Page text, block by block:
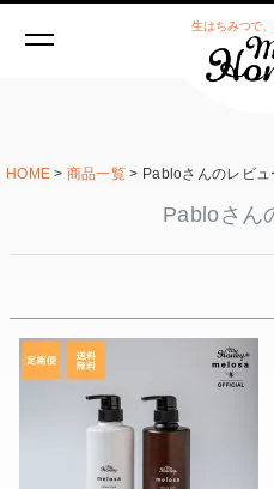
生はちみつで、
HOME 商品一覧 Pabloさんのレビュ
Pabloさん